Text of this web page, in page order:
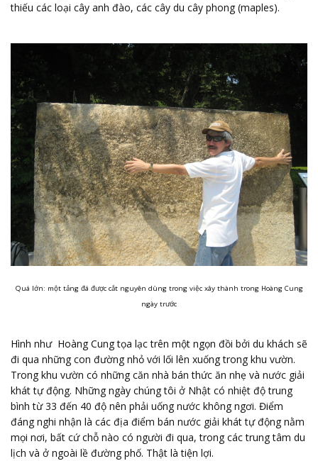
thiếu các loại cây anh đào, các cây du cây phong (maples).
Quá lớn: một tảng đá được cắt nguyên dùng trong việc xây thành trong Hoàng Cung
ngày trước
Hình như Hoàng Cung tọa lạc trên một ngọn đồi bởi du khách sẽ
đi qua những con đường nhỏ với lối lên xuống trong khu vườn.
Trong khu vườn có những căn nhà bán thức ăn nhẹ và nước giải
khát tự động. Những ngày chúng tôi ở Nhật có nhiệt độ trung
bình từ 33 đến 40 độ nên phải uống nước không ngơi. Điểm
đáng nghi nhận là các địa điểm bán nước giải khát tự động nằm
mọi nơi, bất cứ chỗ nào có người đi qua, trong các trung tâm du
lịch và ở ngoài lề đường phố. Thật là tiện lợi.